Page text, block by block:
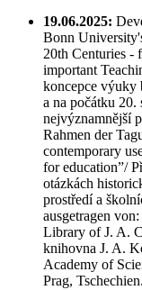
19.06.2025:
Bonn
20th Centuries -
important
koncepce výuky
a na počátku 20.
nejvýznamnější
Rahmen der
contemporary
for education”/
otázkách
prostředí a
ausgetragen
Library of J. A.
knihovna J. A.
Academy of
Prag, Tschechien.